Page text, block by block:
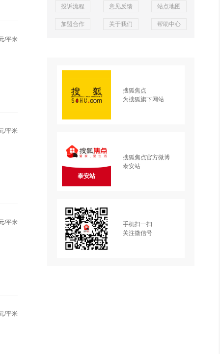
/平米
/平米
/平米
/平米
投诉流程 意见反馈 站点地图
加盟合作 关于我们 帮助中心
搜狐焦点
为搜狐旗下网站
泰安站
搜狐焦点官方微博
泰安站
手机扫一扫
关注微信号